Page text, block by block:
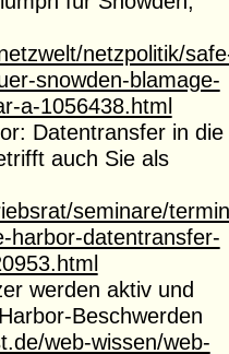
netzpolitik/
snowden-blamage-
a-1056438.html
Datentransfer in die
auch Sie als
seminare/
harbor-datentransfer-
werden aktiv und
Beschwerden
web-wissen/web-